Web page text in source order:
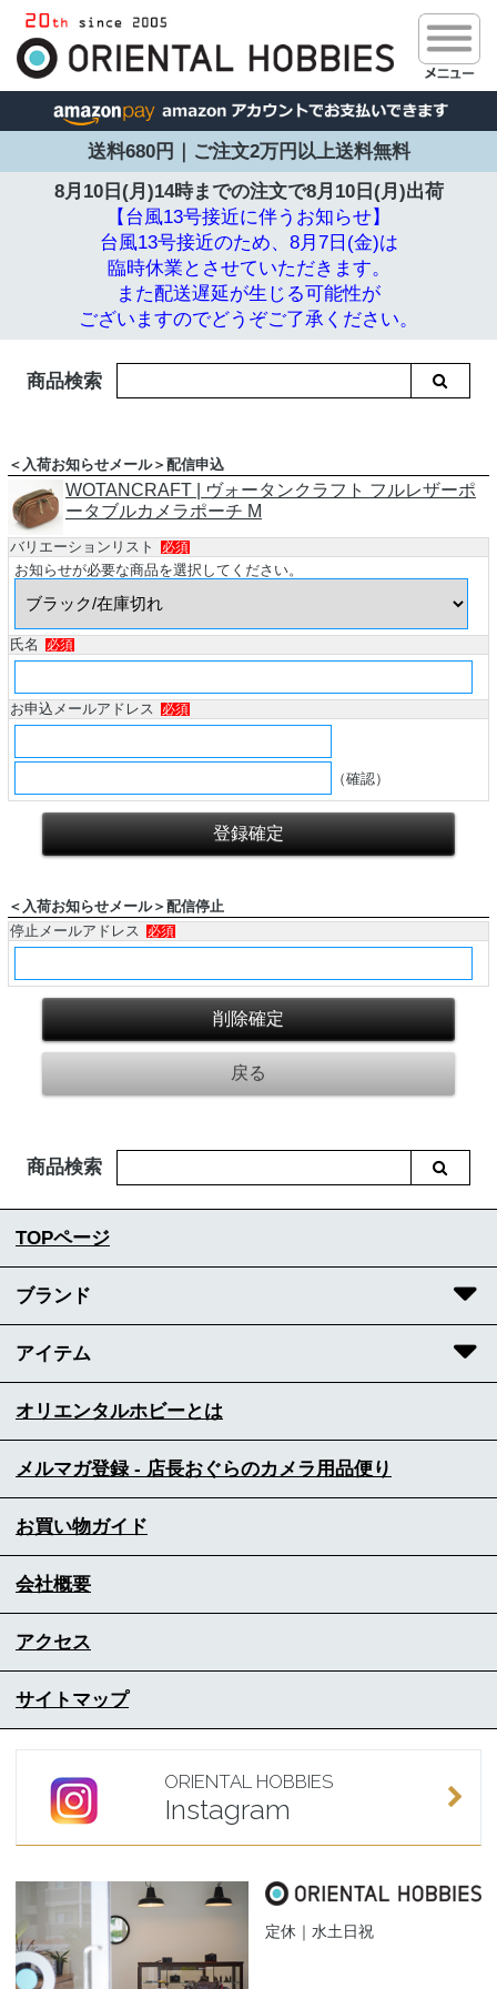
送料680円｜ご注文2万円以上送料無料
8月10日(月)14時までの注文で8月10日(月)出荷
【台風13号接近に伴うお知らせ】
台風13号接近のため、8月7日(金)は
臨時休業とさせていただきます。
また配送遅延が生じる可能性が
ございますのでどうぞご了承ください。
商品検索
＜入荷お知らせメール＞配信申込
WOTANCRAFT | ヴォータンクラフト フルレザーポ
ータブルカメラポーチ M
バリエーションリスト 必須
お知らせが必要な商品を選択してください。
氏名 必須
お申込メールアドレス 必須
（確認）
＜入荷お知らせメール＞配信停止
停止メールアドレス
必須
商品検索
TOPページ
ブランド
アイテム
オリエンタルホビーとは
メルマガ登録 - 店長おぐらのカメラ用品便り
お買い物ガイド
会社概要
アクセス
サイトマップ
ORIENTAL HOBBIES
Instagram
定休｜水土日祝